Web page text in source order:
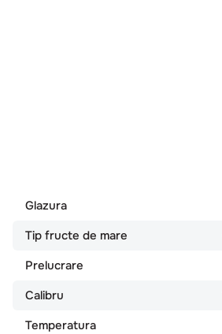
Glazura
Tip fructe de mare
Prelucrare
Calibru
Temperatura